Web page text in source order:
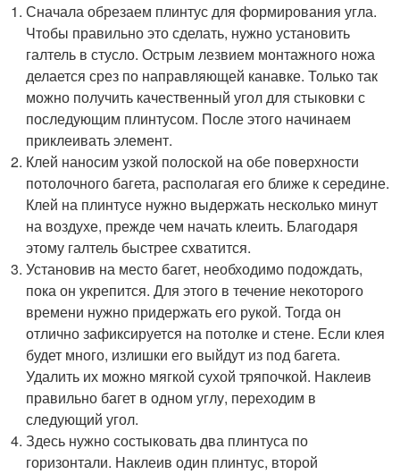
Сначала обрезаем плинтус для формирования угла.
Чтобы правильно это сделать, нужно установить
галтель в стусло. Острым лезвием монтажного ножа
делается срез по направляющей канавке. Только так
можно получить качественный угол для стыковки с
последующим плинтусом. После этого начинаем
приклеивать элемент.
Клей наносим узкой полоской на обе поверхности
потолочного багета, располагая его ближе к середине.
Клей на плинтусе нужно выдержать несколько минут
на воздухе, прежде чем начать клеить. Благодаря
этому галтель быстрее схватится.
Установив на место багет, необходимо подождать,
пока он укрепится. Для этого в течение некоторого
времени нужно придержать его рукой. Тогда он
отлично зафиксируется на потолке и стене. Если клея
будет много, излишки его выйдут из под багета.
Удалить их можно мягкой сухой тряпочкой. Наклеив
правильно багет в одном углу, переходим в
следующий угол.
Здесь нужно состыковать два плинтуса по
горизонтали. Наклеив один плинтус, второй